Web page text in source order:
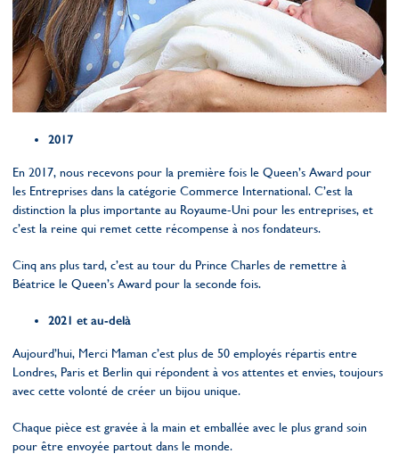
2017
En 2017, nous recevons pour la première fois le Queen’s Award pour
les Entreprises dans la catégorie Commerce International. C’est la
distinction la plus importante au Royaume-Uni pour les entreprises, et
c’est la reine qui remet cette récompense à nos fondateurs.
Cinq ans plus tard, c’est au tour du Prince Charles de remettre à
Béatrice le Queen’s Award pour la seconde fois.
2021 et au-delà
Aujourd’hui, Merci Maman c’est plus de 50 employés répartis entre
Londres, Paris et Berlin qui répondent à vos attentes et envies, toujours
avec cette volonté de créer un bijou unique.
Chaque pièce est gravée à la main et emballée avec le plus grand soin
pour être envoyée partout dans le monde.